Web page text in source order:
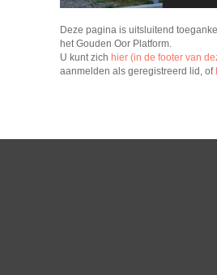
Deze pagina is uitsluitend
het Gouden Oor Platform.
U kunt zich hier (in de footer van
aanmelden als geregistreerd lid, of